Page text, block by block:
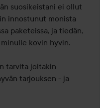
suosikeistani ei ollut
innostunut monista
paketeissa, ja tiedän,
kovin hyvin.
tarvita joitakin
tarjouksen - ja